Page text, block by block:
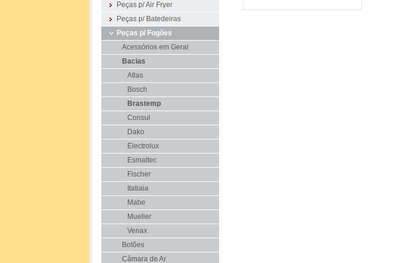
Peças p/ Air Fryer
Peças p/ Batedeiras
Peças p/ Fogões
Acessórios em Geral
Bacias
Atlas
Bosch
Brastemp
Consul
Dako
Electrolux
Esmaltec
Fischer
Itatiaia
Mabe
Mueller
Venax
Botões
Câmara de Ar